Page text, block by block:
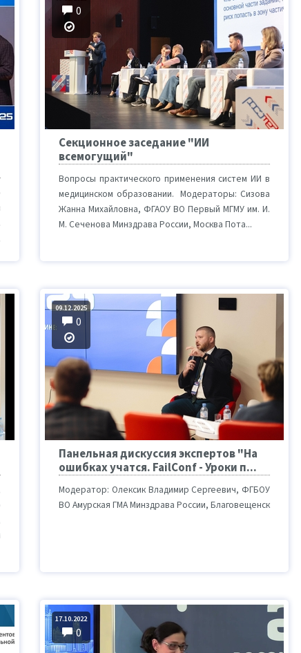
0
Секционное заседание "ИИ
всемогущий"
Вопросы практического применения систем ИИ в
медицинском образовании. Модераторы: Сизова
Жанна Михайловна, ФГАОУ ВО Первый МГМУ им. И.
М. Сеченова Минздрава России, Москва Пота...
09.12.2025
0
Панельная дискуссия экспертов "На
ошибках учатся. FailConf - Уроки п...
Модератор: Олексик Владимир Сергеевич, ФГБОУ
ВО Амурская ГМА Минздрава России, Благовещенск
17.10.2022
0